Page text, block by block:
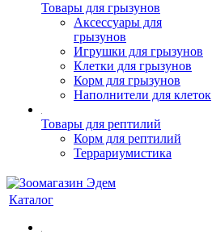
Товары для грызунов
Аксессуары для
грызунов
Игрушки для грызунов
Клетки для грызунов
Корм для грызунов
Наполнители для клеток
Товары для рептилий
Корм для рептилий
Террариумистика
Каталог